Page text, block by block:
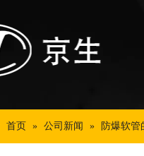
首页 » 公司新闻 » 防爆软管